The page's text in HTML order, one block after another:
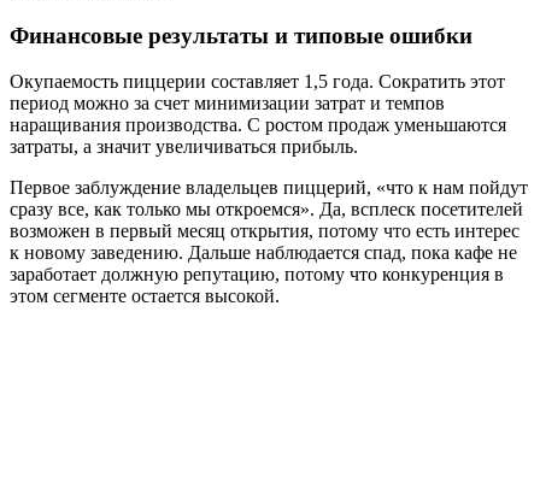
Финансовые результаты и типовые ошибки
Окупаемость пиццерии составляет 1,5 года. Сократить этот
период можно за счет минимизации затрат и темпов
наращивания производства. С ростом продаж уменьшаются
затраты, а значит увеличиваться прибыль.
Первое заблуждение владельцев пиццерий, «что к нам пойдут
сразу все, как только мы откроемся». Да, всплеск посетителей
возможен в первый месяц открытия, потому что есть интерес
к новому заведению. Дальше наблюдается спад, пока кафе не
заработает должную репутацию, потому что конкуренция в
этом сегменте остается высокой.